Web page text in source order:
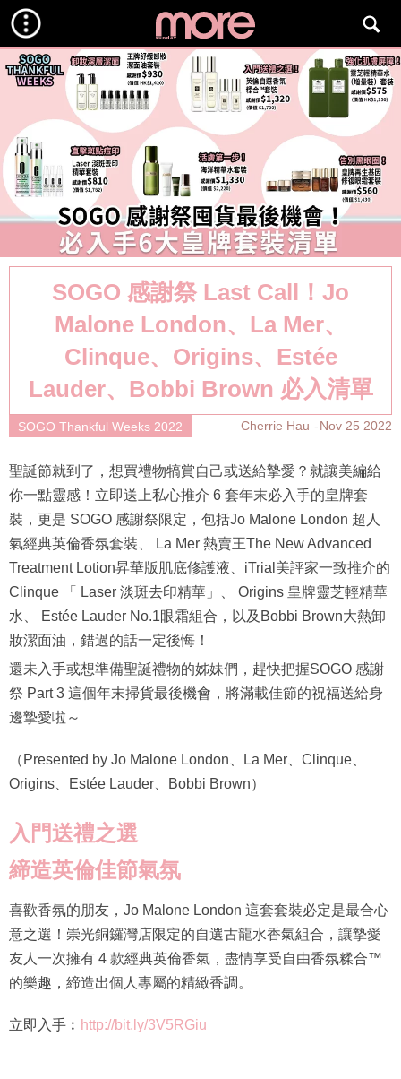
SOGO 感謝祭 Last Call！Jo
Malone London、La Mer、
Clinque、Origins、Estée
Lauder、Bobbi Brown 必入清單
SOGO Thankful Weeks 2022 Cherrie Hau Nov 25 2022
聖誕節就到了，想買禮物犒賞自己或送給摯愛？就讓美編給
你一點靈感！立即送上私心推介 6 套年末必入手的皇牌套
裝，更是 SOGO 感謝祭限定，包括Jo Malone London 超人
氣經典英倫香氛套裝、 La Mer 熱賣王The New Advanced
Treatment Lotion昇華版肌底修護液、iTrial美評家一致推介的
Clinque 「 Laser 淡斑去印精華」、 Origins 皇牌靈芝輕精華
水、 Estée Lauder No.1眼霜組合，以及Bobbi Brown大熱卸
妝潔面油，錯過的話一定後悔！
還未入手或想準備聖誕禮物的姊妹們，趕快把握SOGO 感謝
祭 Part 3 這個年末掃貨最後機會，將滿載佳節的祝福送給身
邊摯愛啦～
（Presented by Jo Malone London、La Mer、Clinque、
Origins、Estée Lauder、Bobbi Brown）
入門送禮之選
締造英倫佳節氣氛
喜歡香氛的朋友，Jo Malone London 這套套裝必定是最合心
意之選！崇光銅鑼灣店限定的自選古龍水香氣組合，讓摯愛
友人一次擁有 4 款經典英倫香氣，盡情享受自由香氛糅合™
的樂趣，締造出個人專屬的精緻香調。
立即入手︰ http://bit.ly/3V5RGiu